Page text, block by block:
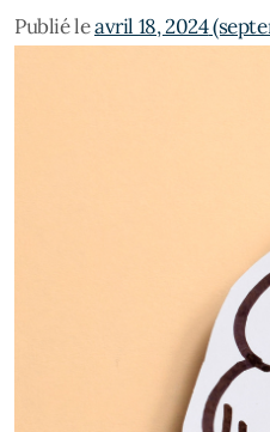
Publié leavril 18, 2024